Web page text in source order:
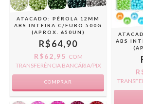
ATACADO: PÉROLA 12MM
ABS INTEIRA C/FURO 500G
(APROX. 650UN)
R$64,90
R$62,95 COM
TRANSFERÊNCIA BANCÁRIA/PIX
COMPRAR
ABS